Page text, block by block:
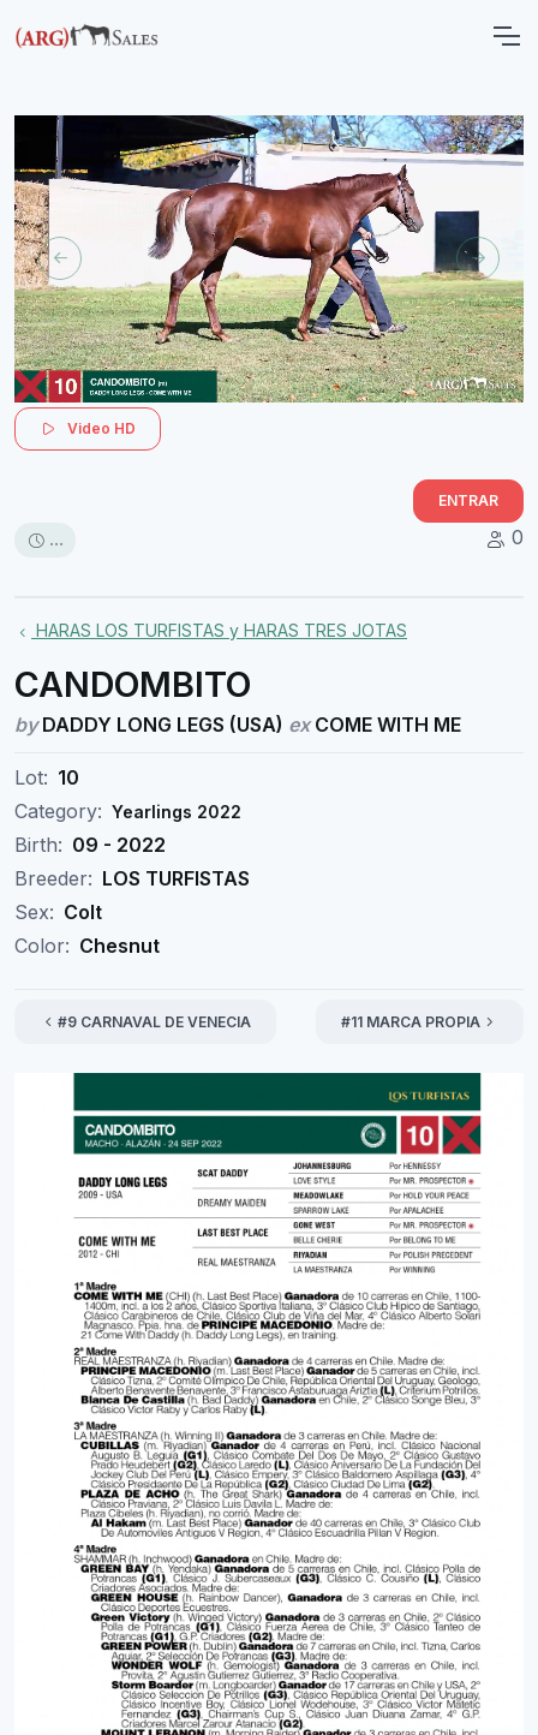
Video HD
ENTRAR
... 0
HARAS LOS TURFISTAS y HARAS TRES JOTAS
CANDOMBITO
byDADDY LONG LEGS (USA) exCOME WITH ME
Lot: 10
Category: Yearlings 2022
Birth: 09 - 2022
Breeder: LOS TURFISTAS
Sex: Colt
Color: Chesnut
#9 CARNAVAL DE VENECIA #11 MARCA PROPIA